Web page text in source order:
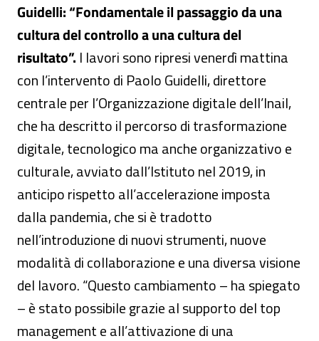
Guidelli: “Fondamentale il passaggio da una
cultura del controllo a una cultura del
risultato”. I lavori sono ripresi venerdì mattina
con l’intervento di Paolo Guidelli, direttore
centrale per l’Organizzazione digitale dell’Inail,
che ha descritto il percorso di trasformazione
digitale, tecnologico ma anche organizzativo e
culturale, avviato dall’Istituto nel 2019, in
anticipo rispetto all’accelerazione imposta
dalla pandemia, che si è tradotto
nell’introduzione di nuovi strumenti, nuove
modalità di collaborazione e una diversa visione
del lavoro. “Questo cambiamento – ha spiegato
– è stato possibile grazie al supporto del top
management e all’attivazione di una